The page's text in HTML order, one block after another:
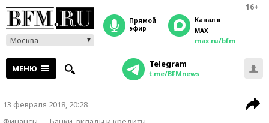
16+
Москва
прямой
эфир
Канал в
MAX
max.ru/bfm
МЕНЮ Telegram
t.me/BFMnews
13 февраля 2018, 20:28